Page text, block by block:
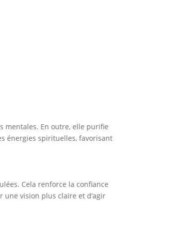
mentales. En outre, elle purifie
énergies spirituelles, favorisant
Cela renforce la confiance
une vision plus claire et d’agir